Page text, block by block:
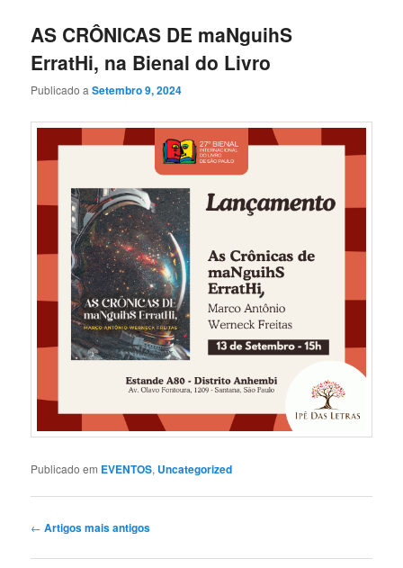
AS CRÔNICAS DE maNguihS
ErratHi, na Bienal do Livro
Publicado aSetembro 9, 2024
Publicado em EVENTOS, Uncategorized
Navegação
artigos
← Artigos mais antigos